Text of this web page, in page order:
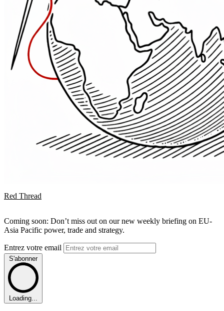
Red Thread
Coming soon: Don’t miss out on our new weekly briefing on EU-
Asia Pacific power, trade and strategy.
Entrez votre email
S'abonner
Loading...